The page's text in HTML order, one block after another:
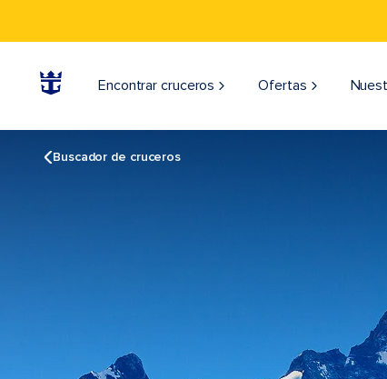
Encontrar cruceros Ofertas
Buscador de cruceros